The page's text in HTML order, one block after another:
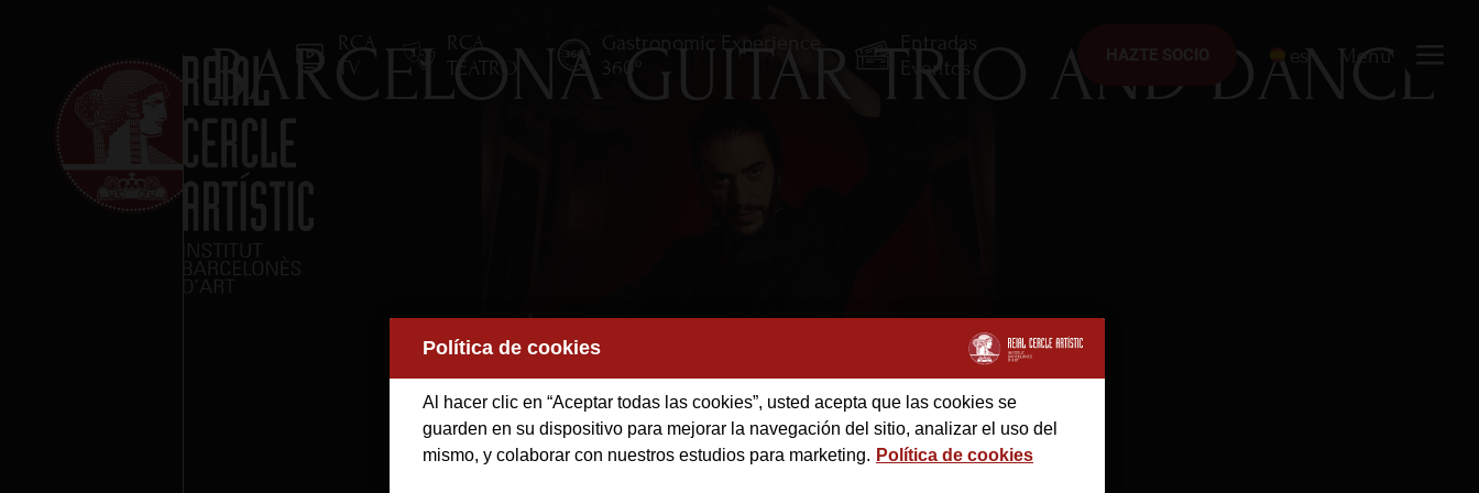
RCA
TV
RCA
TEATRO
Gastronomic Experience
360º
Entradas
Eventos
es Menú
HAZTE SOCIO
Inicio
Reial Cercle Artístic
Programas y Actividades
BARCELONA GUITAR TRIO AND DANCE
Política de cookies
Al hacer clic en “Aceptar todas las cookies”, usted acepta que las cookies se
guarden en su dispositivo para mejorar la navegación del sitio, analizar el uso del
mismo, y colaborar con nuestros estudios para marketing. Política de cookies